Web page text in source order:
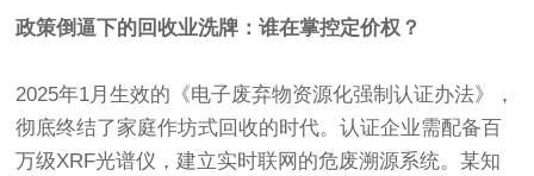
政策倒逼下的回收业洗牌：谁在掌控定价权？
2025年1月生效的《电子废弃物资源化强制认证办法》，
彻底终结了家庭作坊式回收的时代。认证企业需配备百
万级XRF光谱仪，建立实时联网的危废溯源系统。某知